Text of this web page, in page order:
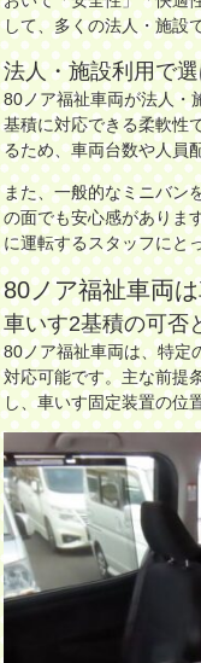
して、多くの法人・施設
法人・施設利用で
80ノア福祉車両が法人・
基積に対応できる柔軟性
るため、車両台数や人員
また、一般的なミニバン
の面でも安心感がありま
に運転するスタッフにと
80ノア福祉車両
車いす2基積の可否
80ノア福祉車両は、特定
対応可能です。主な前提
し、車いす固定装置の位